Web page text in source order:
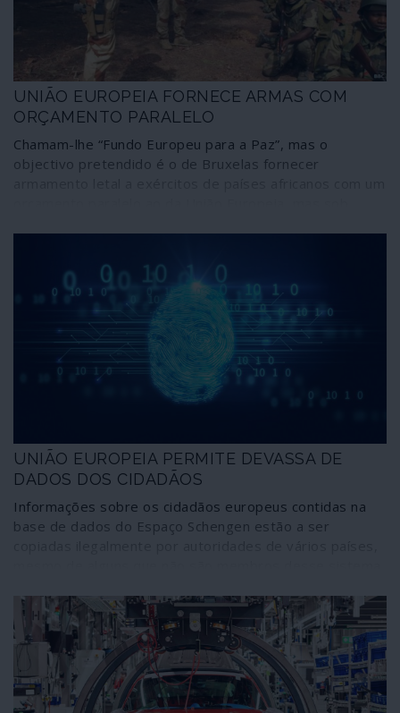
UNIÃO EUROPEIA FORNECE ARMAS COM
ORÇAMENTO PARALELO
Chamam-lhe “Fundo Europeu para a Paz”, mas o
objectivo pretendido é o de Bruxelas fornecer
UNIÃO EUROPEIA PERMITE DEVASSA DE
DADOS DOS CIDADÃOS
Informações sobre os cidadãos europeus contidas na
base de dados do Espaço Schengen estão a ser
dados são transmitidos a empresas privadas e também
às agências de espionagem dos Estados Unidos da
América. Existem “riscos sérios e imediatos” para a
integridade e segurança dos dados “e dos seus
titulares”, reconhece um relatório confidencial ao nível
da Comissão Europeia.